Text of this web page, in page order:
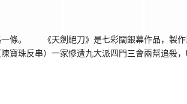
。 《天劍絕刀》是七彩闊銀幕作品，製作
寶珠反串）一家慘遭九大派四門三會兩幫追殺